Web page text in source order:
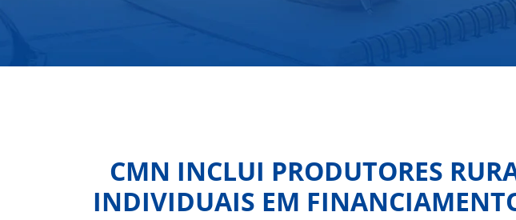
CMN INCLUI PRODUTORES
INDIVIDUAIS EM